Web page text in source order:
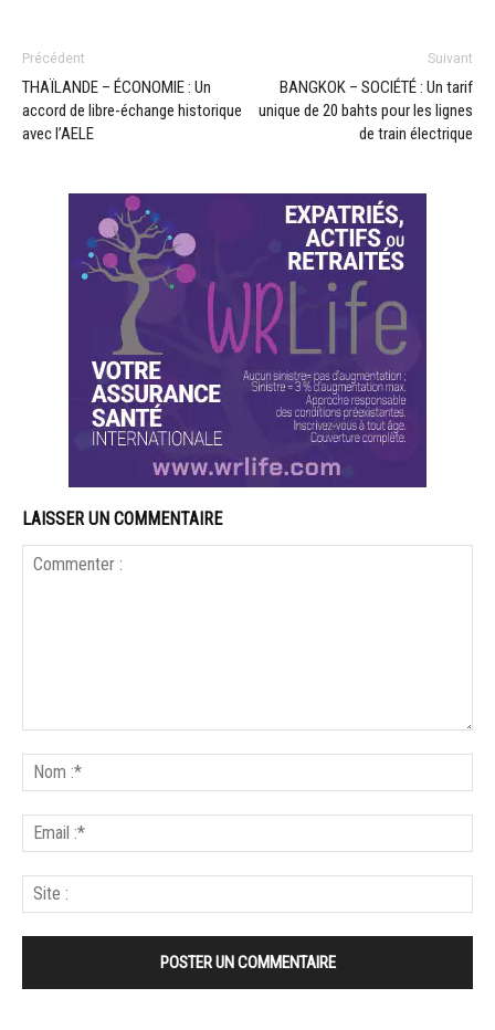
Précédent
THAÏLANDE – ÉCONOMIE : Un
accord de libre-échange historique
avec l’AELE
Suivant
BANGKOK – SOCIÉTÉ : Un tarif
unique de 20 bahts pour les lignes
de train électrique
LAISSER UN COMMENTAIRE